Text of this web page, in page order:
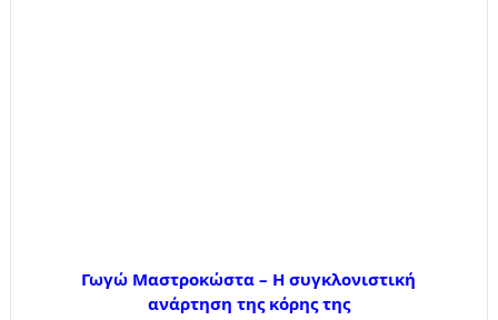
Γωγώ Μαστροκώστα – Η συγκλονιστική
ανάρτηση της κόρης της